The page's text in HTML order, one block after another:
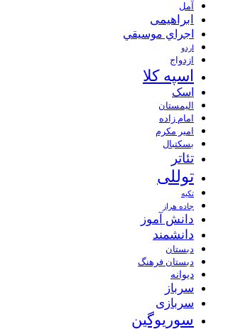
آمل
ابراهیمی
اجراي موسيقي
اردو
ازدواج
اسپه کلا
اسک
الیمستان
امام زاده
امیر مکرم
بسکتبال
تئاتر
توللی
تکیه
جاده هراز
دانش آموز
دانشمند
دبستان
دبستان فرهنگ
دیوانه
سرباز
سربازی
سوریوگین